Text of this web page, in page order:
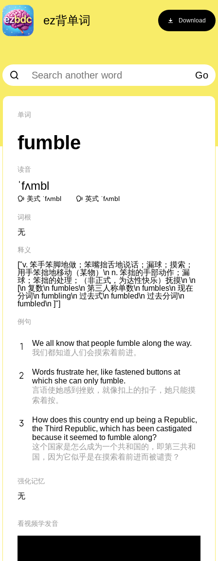
ez背单词 Download
Go
单词
fumble
读音
ˈfʌmbl
美式 ˈfʌmbl 英式 ˈfʌmbl
词根
无
释义
["v. 笨手笨脚地做；笨嘴拙舌地说话；漏球；摸索；
用手笨拙地移动（某物）\n n. 笨拙的手部动作；漏
球；笨拙的处理；（非正式，为达性快乐）抚摸\n \n
[\n 复数\n fumbles\n 第三人称单数\n fumbles\n 现在
分词\n fumbling\n 过去式\n fumbled\n 过去分词\n
fumbled\n ]"]
例句
We all know that people fumble along the way.
我们都知道人们会摸索着前进。
Words frustrate her, like fastened buttons at
which she can only fumble.
言语使她感到挫败，就像扣上的扣子，她只能摸
索着按。
How does this country end up being a Republic,
the Third Republic, which has been castigated
because it seemed to fumble along?
这个国家是怎么成为一个共和国的，即第三共和
国，因为它似乎是在摸索着前进而被谴责？
强化记忆
无
看视频学发音